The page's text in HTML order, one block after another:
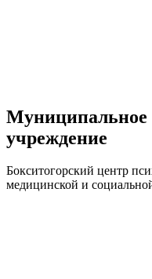
Муниципальное
учреждение
Бокситогорский центр
медицинской и